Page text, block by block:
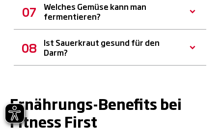
Welches Gemüse kann man
fermentieren?
Ist Sauerkraut gesund für den
Darm?
Ernährungs-Benefits bei
Fitness First